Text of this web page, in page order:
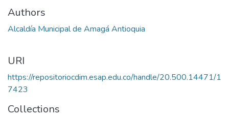
Authors
Alcaldía Municipal de Amagá Antioquia
URI
https://repositoriocdim.esap.edu.co/handle/20.500.14471/1
7423
Collections